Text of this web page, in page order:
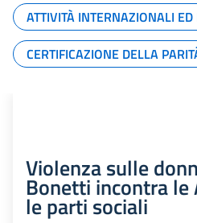
ATTIVITÀ INTERNAZIONALI ED
CERTIFICAZIONE DELLA
Violenza sulle
Bonetti incontra le
le parti sociali